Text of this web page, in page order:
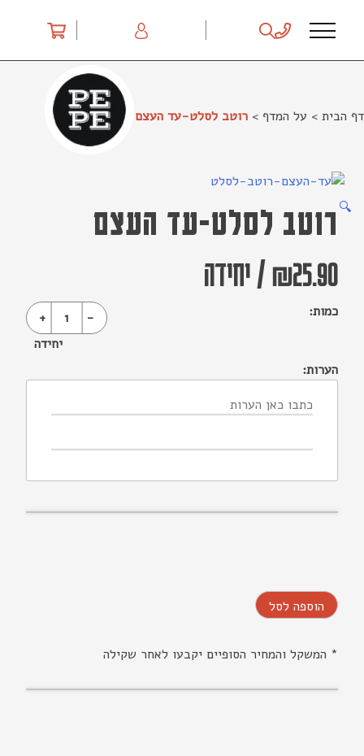
דף הבית > על המדף > רוטב לסלט-עד העצם
🔍 רוטב לסלט-עד העצם
₪25.90
/יחידה
כמות: -
1
+
יחידה
הערות:
הוספה לסל
* המשקל והמחיר הסופיים יקבעו לאחר שקילה